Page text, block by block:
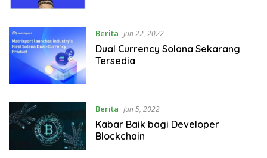
Berita Jun 22, 2022
Dual Currency Solana Sekarang
Tersedia
Berita Jun 5, 2022
Kabar Baik bagi Developer
Blockchain